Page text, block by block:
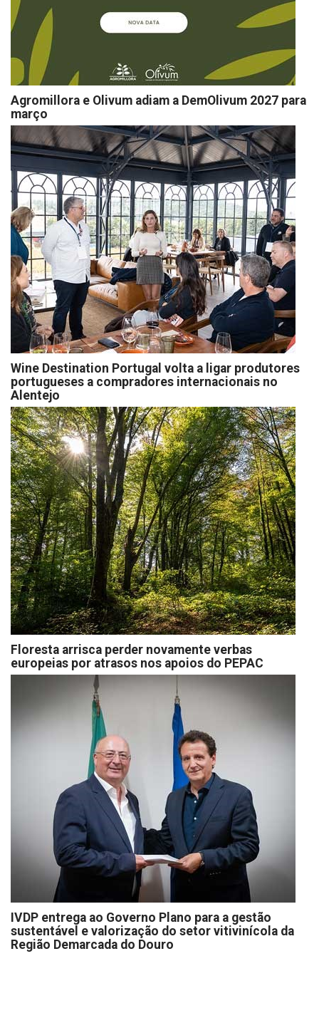
Agromillora e Olivum adiam a DemOlivum 2027 para
março
Wine Destination Portugal volta a ligar produtores
portugueses a compradores internacionais no
Alentejo
Floresta arrisca perder novamente verbas
europeias por atrasos nos apoios do PEPAC
IVDP entrega ao Governo Plano para a gestão
sustentável e valorização do setor vitivinícola da
Região Demarcada do Douro